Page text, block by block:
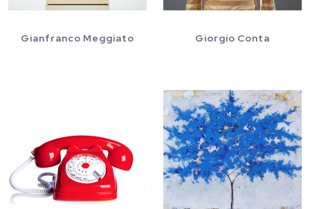
Gianfranco Meggiato Giorgio Conta